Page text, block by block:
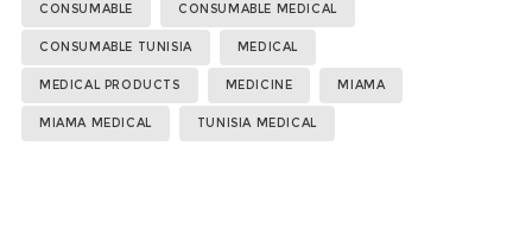
CONSUMABLE CONSUMABLE MEDICAL
CONSUMABLE TUNISIA MEDICAL
MEDICAL PRODUCTS MEDICINE MIAMA
MIAMA MEDICAL TUNISIA MEDICAL